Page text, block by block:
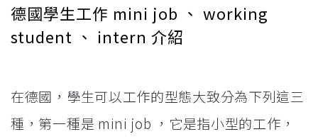
德國學生工作 mini job 、 working
student 、 intern 介紹
在德國，學生可以工作的型態大致分為下列這三
種，第一種是 mini job ，它是指小型的工作，